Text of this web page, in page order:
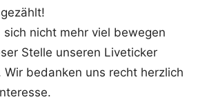
sich nicht mehr viel bewegen
Stelle unseren Liveticker
bedanken uns recht herzlich